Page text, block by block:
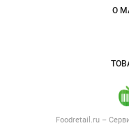
Важные
Foodretail.ru –
Навигация по О
Политика